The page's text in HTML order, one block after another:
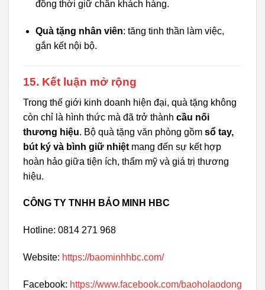
đồng thời giữ chân khách hàng.
Quà tặng nhân viên: tăng tinh thần làm việc,
gắn kết nội bộ.
15. Kết luận mở rộng
Trong thế giới kinh doanh hiện đại, quà tặng không
còn chỉ là hình thức mà đã trở thành cầu nối
thương hiệu. Bộ quà tặng văn phòng gồm sổ tay,
bút ký và bình giữ nhiệt mang đến sự kết hợp
hoàn hảo giữa tiện ích, thẩm mỹ và giá trị thương
hiệu.
CÔNG TY TNHH BẢO MINH HBC
Hotline: 0814 271 968
Website: https://baominhhbc.com/
Facebook: https://www.facebook.com/baoholaodong